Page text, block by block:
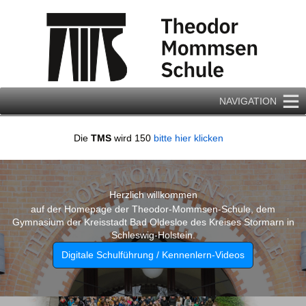
NAVIGATION
Die TMS wird 150 bitte hier klicken
Herzlich willkommen
auf der Homepage der Theodor-Mommsen-Schule, dem
Gymnasium der Kreisstadt Bad Oldesloe des Kreises Stormarn in
Schleswig-Holstein.
Digitale Schulführung / Kennenlern-Videos